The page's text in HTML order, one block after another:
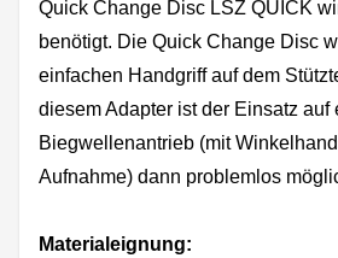
Quick Change Disc LSZ QUICK
benötigt. Die Quick Change Disc
einfachen Handgriff auf dem
diesem Adapter ist der Einsatz auf
Biegwellenantrieb (mit
Aufnahme) dann problemlos
Materialeignung: